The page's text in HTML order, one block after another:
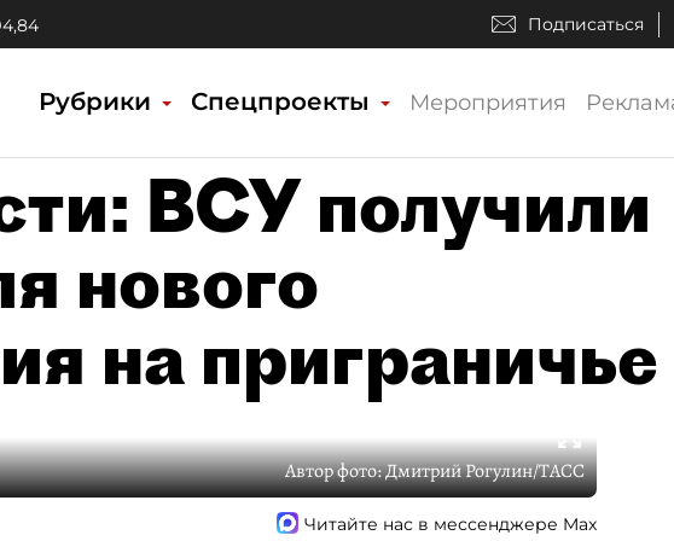
Подписаться
Рубрики Спецпроекты Мероприятия
ВСУ получили
нового
на приграничье
Автор фото:Дмитрий Рогулин/ТАСС
Читайте нас в мессенджере Max